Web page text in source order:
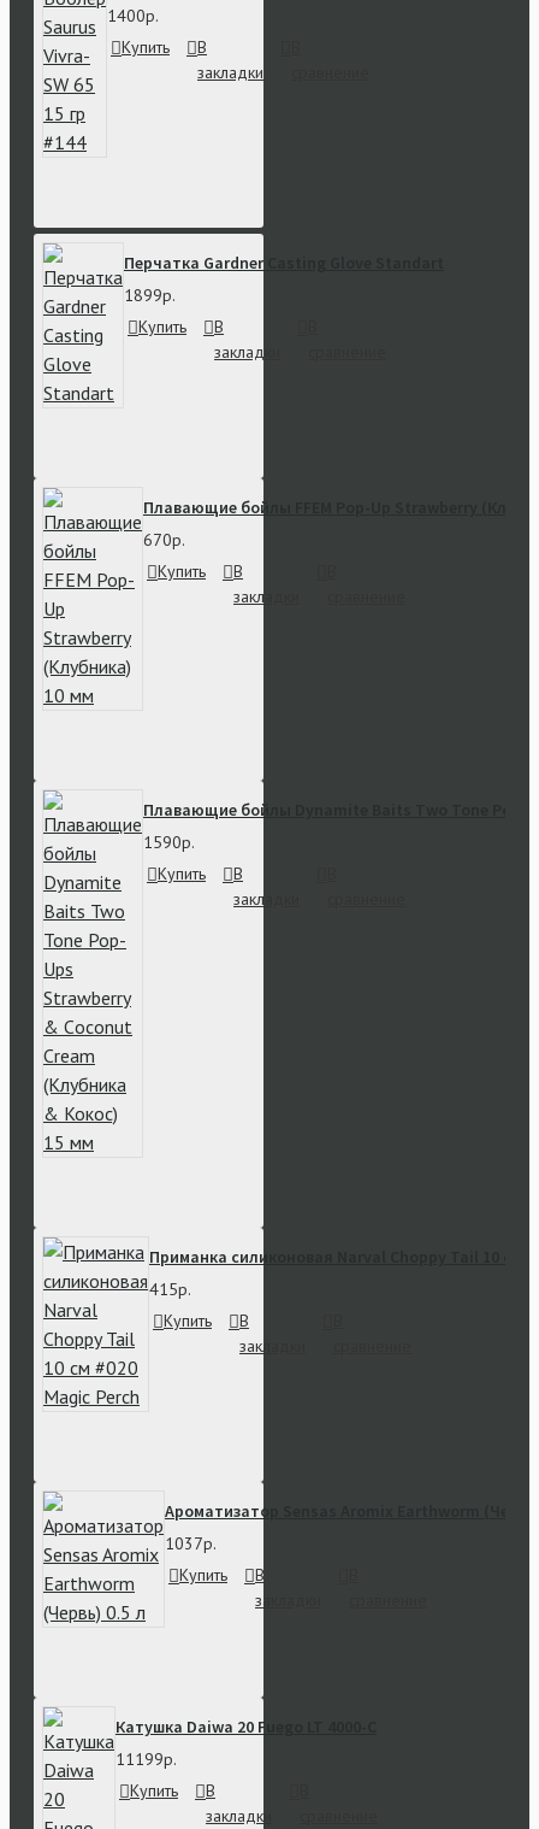
1400р.
Купить
В
закладки
Перчатка Gardner Casting Glove Standart
1899р.
Купить
В
закладки
Плавающие бойлы FFEM Pop-Up Strawberry
670р.
Купить
В
закладки
Плавающие бойлы Dynamite Baits Two Tone Pop-
1590р.
Купить
В
закладки
Приманка силиконовая Narval Choppy Tail 10 см
415р.
Купить
В
закладки
Ароматизатор Sensas Aromix Earthworm
1037р.
Купить
В
закладки
Катушка Daiwa 20 Fuego LT 4000-C
11199р.
Купить
В
закладки